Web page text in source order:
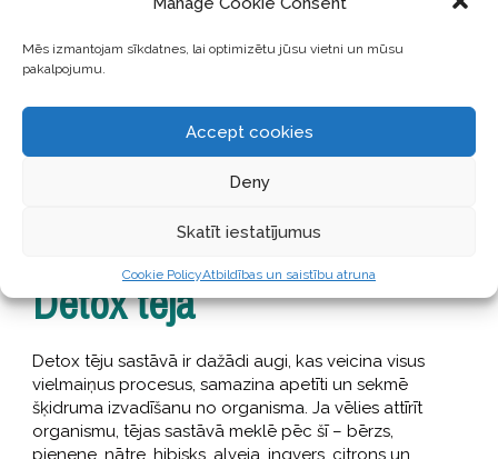
Mēs izmantojam sīkdatnes, lai optimizētu jūsu vietni un mūsu
pakalpojumu.
Accept cookies
Deny
Skatīt iestatījumus
Cookie PolicyAtbildības un saistību atruna
Pirts
neroganiskā forsfora, urīnskābes un pienskābes
izvadīšanu no organisma. Šo procesu iepaidā pirti
varam uzskatīt par spēcīgu attīrīšanās,
Detox tēja
Detox tēju sastāvā ir dažādi augi, kas veicina visus
vielmaiņus procesus, samazina apetīti un sekmē
šķidruma izvadīšanu no organisma. Ja vēlies attīrīt
organismu, tējas sastāvā meklē pēc šī – bērzs,